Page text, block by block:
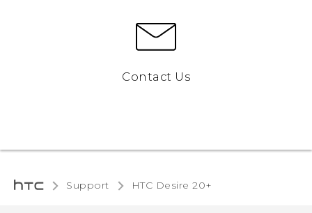
Contact Us
Support HTC Desire 20+‎